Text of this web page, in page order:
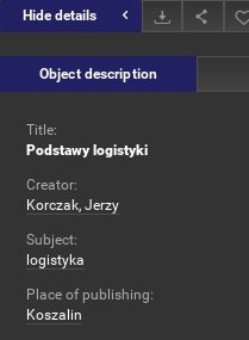
Hide details
Object description
Title:
Podstawy logistyki
Creator:
Korczak, Jerzy
Subject:
logistyka
Place of publishing:
Koszalin